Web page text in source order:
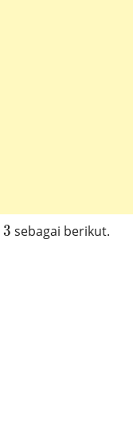
3
3 sebagai berikut.